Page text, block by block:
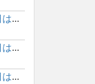
令和８年度版「毎月２３日は子どもといっしょに読書の日」ポスタ...
令和８年度版「毎月２３日は子どもといっしょに読書の日」ポスタ...
令和７年度版「毎月２３日は子どもといっしょに読書の日」ポスタ...